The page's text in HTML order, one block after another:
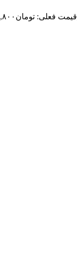
قیمت فعلی: تومان۸۹۵,۸۰۰.